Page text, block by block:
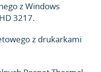
z Windows
3217.
z drukarkami